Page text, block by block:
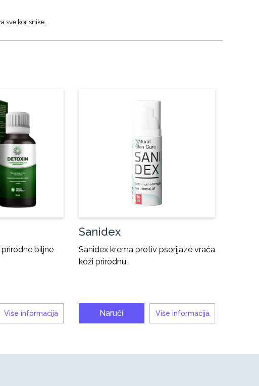
sve korisnike.
biljne
Više informacija
Sanidex
Sanidex krema protiv psorijaze vraća
koži prirodnu…
Naruči Više informacija